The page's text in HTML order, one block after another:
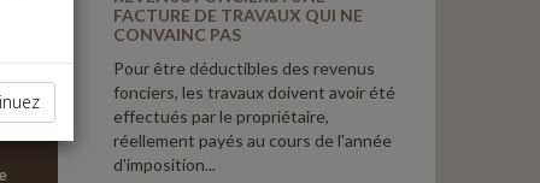
FACTURE DE TRAVAUX QUI NE
CONVAINC PAS
Pour être déductibles des revenus
fonciers, les travaux doivent avoir été
effectués par le propriétaire,
réellement payés au cours de l'année
d'imposition...